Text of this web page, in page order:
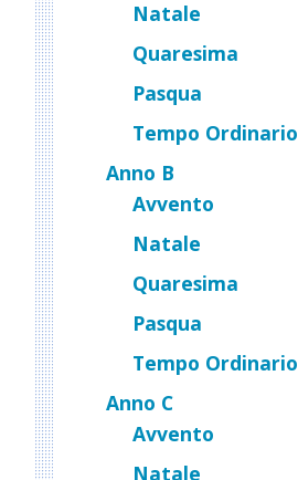
Natale
Quaresima
Pasqua
Tempo Ordinario
Anno B
Avvento
Natale
Quaresima
Pasqua
Tempo Ordinario
Anno C
Avvento
Natale